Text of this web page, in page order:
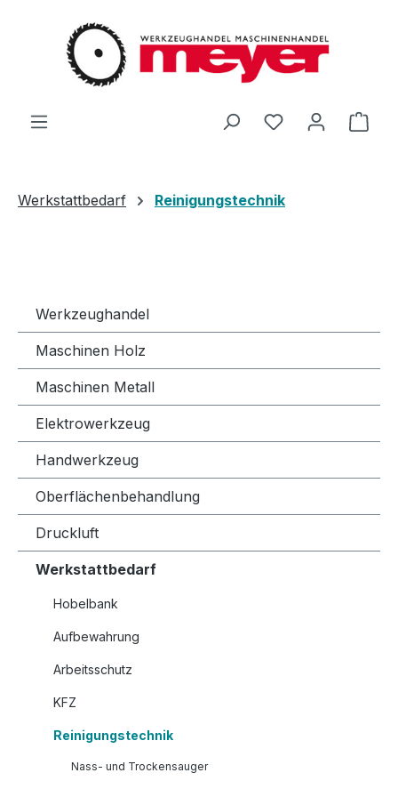
Zum Hauptinhalt springen
Du hast 0
Werkstattbedarf Reinigungstechnik
Werkzeughandel
Maschinen Holz
Maschinen Metall
Elektrowerkzeug
Handwerkzeug
Oberflächenbehandlung
Druckluft
Werkstattbedarf
Hobelbank
Aufbewahrung
Arbeitsschutz
KFZ
Reinigungstechnik
Nass- und Trockensauger